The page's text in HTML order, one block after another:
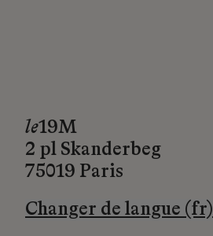
le19M
2 pl Skanderbeg
75019 Paris
Changer de langue (fr)